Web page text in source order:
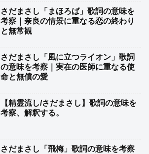
さだまさし「まほろば」歌詞の意味を
考察｜奈良の情景に重なる恋の終わり
と無常観
さだまさし「風に立つライオン」歌詞
の意味を考察｜実在の医師に重なる使
命と無償の愛
【精霊流し/さだまさし】歌詞の意味を
考察、解釈する。
さだまさし「飛梅」歌詞の意味を考察